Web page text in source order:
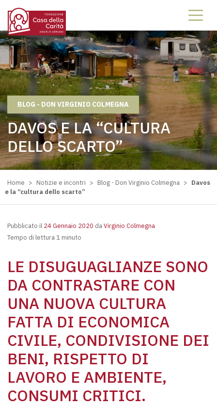
BLOG - DON VIRGINIO COLMEGNA
DAVOS E LA “CULTURA
DELLO SCARTO”
Home > Notizie e incontri > Blog - Don Virginio Colmegna > Davos
e la “cultura dello scarto”
Pubblicato il 24 Gennaio 2020 daVirginio Colmegna
Tempo di lettura 1 minuto
LE DISUGUAGLIANZE SONO
DA CONTRASTARE CON
UNA NUOVA CULTURA
FATTA DI ECONOMICA
CIVILE, CONDIVISIONE DEI
BENI, RISPETTO DI
LAVORO E AMBIENTE,
CONSUMI CRITICI.